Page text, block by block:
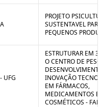
PROJETO
SUSTENTAVEL PARA
PEQUENOS
UFG
ESTRUTURAR EM
O CENTRO DE
INOVAÇÃO
EM FÁRMACOS,
MEDICAMENTOS E
COSMÉTICOS -